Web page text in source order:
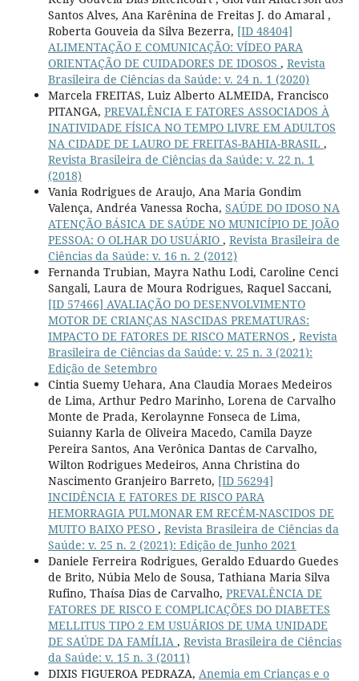
Santos Alves, Ana Karênina de Freitas J. do Amaral ,
Roberta Gouveia da Silva Bezerra, [ID 48404]
ALIMENTAÇÃO E COMUNICAÇÃO: VÍDEO PARA
ORIENTAÇÃO DE CUIDADORES DE IDOSOS , Revista
Brasileira de Ciências da Saúde: v. 24 n. 1 (2020)
Marcela FREITAS, Luiz Alberto ALMEIDA, Francisco
PITANGA, PREVALÊNCIA E FATORES ASSOCIADOS À
INATIVIDADE FÍSICA NO TEMPO LIVRE EM ADULTOS
NA CIDADE DE LAURO DE FREITAS-BAHIA-BRASIL ,
Revista Brasileira de Ciências da Saúde: v. 22 n. 1
(2018)
Vania Rodrigues de Araujo, Ana Maria Gondim
Valença, Andréa Vanessa Rocha, SAÚDE DO IDOSO NA
ATENÇÃO BÁSICA DE SAÚDE NO MUNICÍPIO DE JOÃO
PESSOA: O OLHAR DO USUÁRIO , Revista Brasileira de
Ciências da Saúde: v. 16 n. 2 (2012)
Fernanda Trubian, Mayra Nathu Lodi, Caroline Cenci
Sangali, Laura de Moura Rodrigues, Raquel Saccani,
[ID 57466] AVALIAÇÃO DO DESENVOLVIMENTO
MOTOR DE CRIANÇAS NASCIDAS PREMATURAS:
IMPACTO DE FATORES DE RISCO MATERNOS , Revista
Brasileira de Ciências da Saúde: v. 25 n. 3 (2021):
Edição de Setembro
Cintia Suemy Uehara, Ana Claudia Moraes Medeiros
de Lima, Arthur Pedro Marinho, Lorena de Carvalho
Monte de Prada, Kerolaynne Fonseca de Lima,
Suianny Karla de Oliveira Macedo, Camila Dayze
Pereira Santos, Ana Verônica Dantas de Carvalho,
Wilton Rodrigues Medeiros, Anna Christina do
Nascimento Granjeiro Barreto, [ID 56294]
INCIDÊNCIA E FATORES DE RISCO PARA
HEMORRAGIA PULMONAR EM RECÉM-NASCIDOS DE
MUITO BAIXO PESO , Revista Brasileira de Ciências da
Saúde: v. 25 n. 2 (2021): Edição de Junho 2021
Daniele Ferreira Rodrigues, Geraldo Eduardo Guedes
de Brito, Núbia Melo de Sousa, Tathiana Maria Silva
Rufino, Thaísa Dias de Carvalho, PREVALÊNCIA DE
FATORES DE RISCO E COMPLICAÇÕES DO DIABETES
MELLITUS TIPO 2 EM USUÁRIOS DE UMA UNIDADE
DE SAÚDE DA FAMÍLIA , Revista Brasileira de Ciências
da Saúde: v. 15 n. 3 (2011)
DIXIS FIGUEROA PEDRAZA, Anemia em Crianças e o